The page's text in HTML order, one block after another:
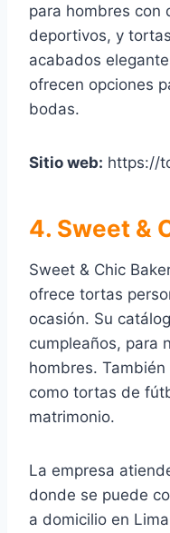
para hombres con
deportivos, y
acabados
ofrecen opciones
bodas.
Sitio web: https://
4. Sweet &
Sweet & Chic
ofrece tortas
ocasión. Su
cumpleaños, para
hombres.
como tortas de
matrimonio.
La empresa
donde se puede
a domicilio en